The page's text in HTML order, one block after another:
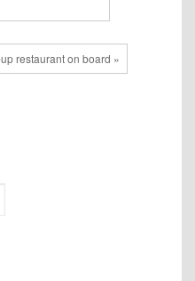
restaurant on board »